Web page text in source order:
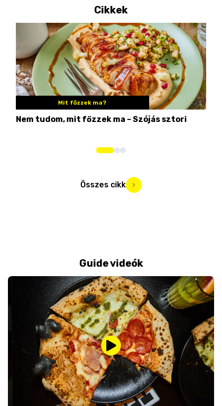
Cikkek
Mit főzzek ma?
Nem tudom, mit főzzek ma – Szójás sztori
Összes cikk
Guide videók